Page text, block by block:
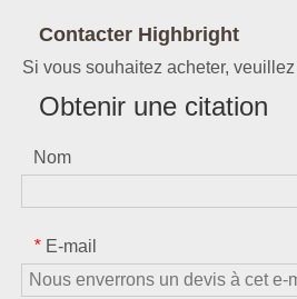
Contacter Highbright
Si vous souhaitez acheter,
Obtenir une citation
Nom
* E-mail